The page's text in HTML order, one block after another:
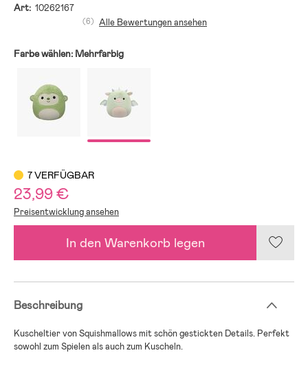
Art: 10262167
(6) Alle Bewertungen ansehen
Farbe wählen: Mehrfarbig
7 VERFÜGBAR
23,99 €
Preisentwicklung ansehen
In den Warenkorb legen
Beschreibung
Kuscheltier von Squishmallows mit schön gestickten Details. Perfekt
sowohl zum Spielen als auch zum Kuscheln.